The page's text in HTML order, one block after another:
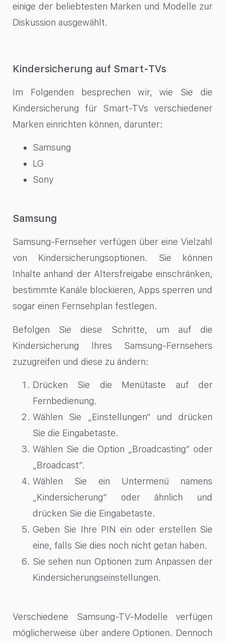
einige der beliebtesten Marken und Modelle zur
Diskussion ausgewählt.
Kindersicherung auf Smart-TVs
Im Folgenden besprechen wir, wie Sie die
Kindersicherung für Smart-TVs verschiedener
Marken einrichten können, darunter:
Samsung
LG
Sony
Samsung
Samsung-Fernseher verfügen über eine Vielzahl
von Kindersicherungsoptionen. Sie können
Inhalte anhand der Altersfreigabe einschränken,
bestimmte Kanäle blockieren, Apps sperren und
sogar einen Fernsehplan festlegen.
Befolgen Sie diese Schritte, um auf die
Kindersicherung Ihres Samsung-Fernsehers
zuzugreifen und diese zu ändern:
Drücken Sie die Menütaste auf der
Fernbedienung.
Wählen Sie „Einstellungen“ und drücken
Sie die Eingabetaste.
Wählen Sie die Option „Broadcasting“ oder
„Broadcast“.
Wählen Sie ein Untermenü namens
„Kindersicherung“ oder ähnlich und
drücken Sie die Eingabetaste.
Geben Sie Ihre PIN ein oder erstellen Sie
eine, falls Sie dies noch nicht getan haben.
Sie sehen nun Optionen zum Anpassen der
Kindersicherungseinstellungen.
Verschiedene Samsung-TV-Modelle verfügen
möglicherweise über andere Optionen. Dennoch